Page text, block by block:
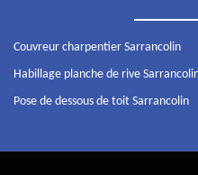
Couvreur charpentier Sarrancolin
Habillage planche de rive
Pose de dessous de toit Sarrancolin